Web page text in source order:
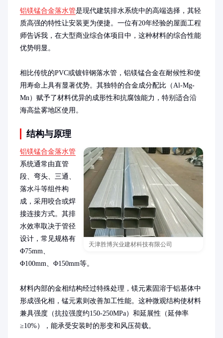
铝镁锰合金落水管是现代建筑排水系统中的高端选择，其轻
质高强的特性让安装更为便捷。一位有20年经验的屋面工程
师告诉我，在大型商业综合体项目中，这种材料的综合性能
优势明显。
相比传统的PVC或镀锌钢落水管，铝镁锰合金在耐候性和使
用寿命上具有显著优势。其独特的合金成分配比（Al-Mg-
Mn）赋予了材料优异的成形性和抗腐蚀能力，特别适合沿
海高盐雾地区使用。
结构与原理
天津胜博兴业建材科技有限公司
铝镁锰合金落水管
系统通常由直管
段、弯头、三通、
落水斗等组件构
成，采用咬合或焊
接连接方式。其排
水效率取决于管径
设计，常见规格有
Φ75mm、
Φ100mm、Φ150mm等。
材料内部的金相结构经过特殊处理，镁元素固溶于铝基体中
形成强化相，锰元素则改善加工性能。这种微观结构使材料
兼具强度（抗拉强度约150-250MPa）和延展性（延伸率
≥10%），能承受安装时的形变和风压荷载。